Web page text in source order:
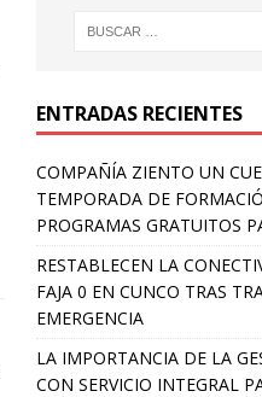
ENTRADAS RECIENTES
COMPAÑÍA ZIENTO UN
TEMPORADA DE
PROGRAMAS GRATUITOS
RESTABLECEN LA
FAJA 0 EN CUNCO TRAS
EMERGENCIA
LA IMPORTANCIA DE LA
CON SERVICIO INTEGRAL